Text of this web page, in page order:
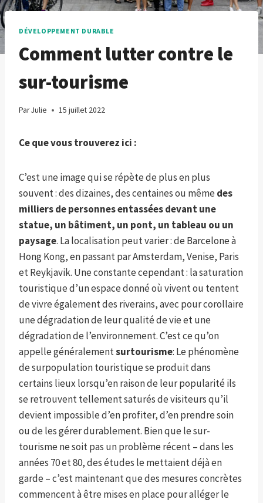
DÉVELOPPEMENT DURABLE
Comment lutter contre le
sur-tourisme
ParJulie 15 juillet 2022
Ce que vous trouverez ici :
C’est une image qui se répète de plus en plus
souvent : des dizaines, des centaines ou même des
milliers de personnes entassées devant une
statue, un bâtiment, un pont, un tableau ou un
paysage. La localisation peut varier : de Barcelone à
Hong Kong, en passant par Amsterdam, Venise, Paris
et Reykjavik. Une constante cependant : la saturation
touristique d’un espace donné où vivent ou tentent
de vivre également des riverains, avec pour corollaire
une dégradation de leur qualité de vie et une
dégradation de l’environnement. C’est ce qu’on
appelle généralementsurtourisme: Le phénomène
de surpopulation touristique se produit dans
certains lieux lorsqu’en raison de leur popularité ils
se retrouvent tellement saturés de visiteurs qu’il
devient impossible d’en profiter, d’en prendre soin
ou de les gérer durablement. Bien que le sur-
tourisme ne soit pas un problème récent – ​​dans les
années 70 et 80, des études le mettaient déjà en
garde – c’est maintenant que des mesures concrètes
commencent à être mises en place pour alléger le